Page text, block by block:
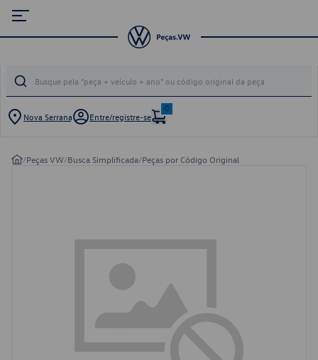
Nova Serrana Entre/registre-se
0
/Peças VW/Busca Simplificada/Peças por Código Original